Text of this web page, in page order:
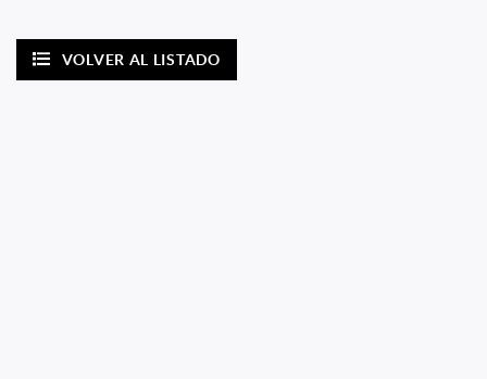
VOLVER AL LISTADO